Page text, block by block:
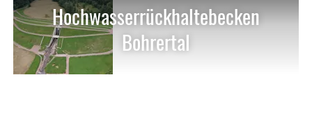
Hochwasserrückhaltebecken
Bohrertal